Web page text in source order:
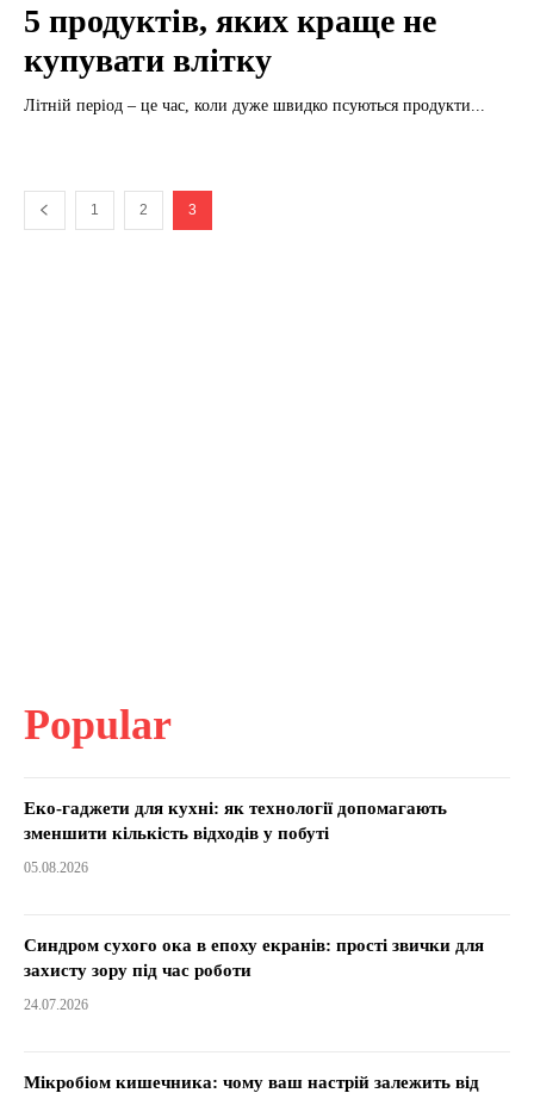
5 продуктів, яких краще не
купувати влітку
Літній період – це час, коли дуже швидко псуються продукти...
1 2 3
Popular
Еко-гаджети для кухні: як технології допомагають
зменшити кількість відходів у побуті
05.08.2026
Синдром сухого ока в епоху екранів: прості звички для
захисту зору під час роботи
24.07.2026
Мікробіом кишечника: чому ваш настрій залежить від